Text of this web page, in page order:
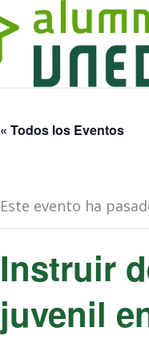
« Todos los Eventos
Este evento ha
Instruir
juvenil